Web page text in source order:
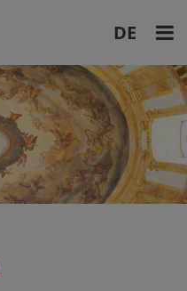
DE
EN